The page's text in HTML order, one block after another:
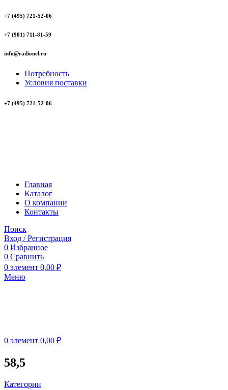
+7 (495) 721-52-06
+7 (901) 711-81-59
info@radionel.ru
Потребность
Условия поставки
+7 (495) 721-52-06
Главная
Каталог
О компании
Контакты
Поиск
Вход / Регистрация
0 Избранное
0 Сравнить
0 элемент 0,00 ₽
Меню
0 элемент 0,00 ₽
58,5
Категории